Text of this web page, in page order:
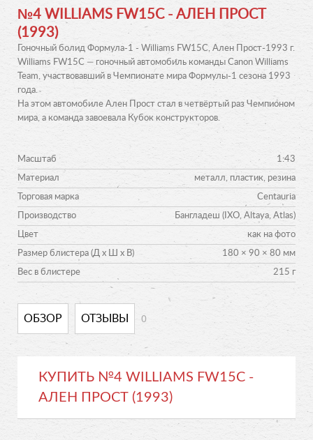
№4 WILLIAMS FW15C - АЛЕН ПРОСТ
(1993)
Гоночный болид Формула-1 - Williams FW15C, Ален Прост-1993 г.
Williams FW15C — гоночный автомобиль команды Canon Williams
Team, участвовавший в Чемпионате мира Формулы-1 сезона 1993
года.
На этом автомобиле Ален Прост стал в четвёртый раз Чемпионом
мира, а команда завоевала Кубок конструкторов.
Масштаб 1:43
Материал металл, пластик, резина
Торговая марка Centauria
Производство Бангладеш (IXO, Altaya, Atlas)
Цвет как на фото
Размер блистера (Д х Ш х В) 180 × 90 × 80 мм
Вес в блистере 215 г
ОБЗОР ОТЗЫВЫ 0
КУПИТЬ №4 WILLIAMS FW15C -
АЛЕН ПРОСТ (1993)